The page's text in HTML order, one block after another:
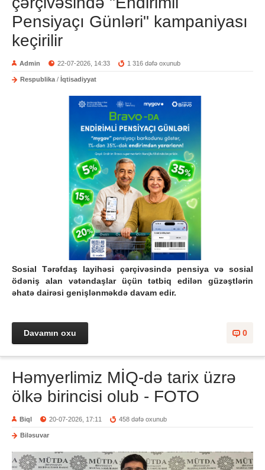
Pensiyaçı Günləri" kampaniyası
keçirilir
Admin 22-07-2026, 14:33 1 316 dəfə oxunub
Respublika / İqtisadiyyat
Sosial Tərəfdaş layihəsi çərçivəsində pensiya və sosial
ödəniş alan vətəndaşlar üçün tətbiq edilən güzəştlərin
əhatə dairəsi genişlənməkdə davam edir.
0
Davamın oxu
Həmyerlimiz MİQ-də tarix üzrə
ölkə birincisi olub - FOTO
Biql 20-07-2026, 17:11 458 dəfə oxunub
Biləsuvar